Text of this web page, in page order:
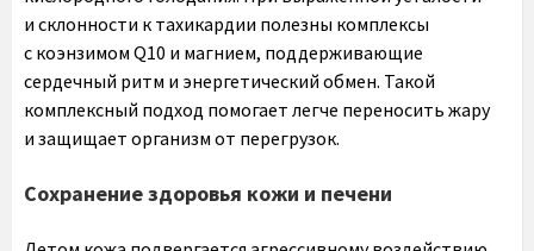
и склонности к тахикардии полезны комплексы
с коэнзимом Q10 и магнием, поддерживающие
сердечный ритм и энергетический обмен. Такой
комплексный подход помогает легче переносить жару
и защищает организм от перегрузок.
Сохранение здоровья кожи и печени